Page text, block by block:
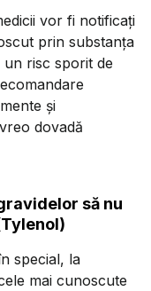
vor fi notificați
prin substanța
risc sporit de
și
dovadă
să nu
special, la
mai cunoscute